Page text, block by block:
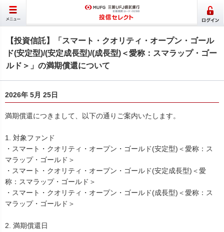
【投資信託】「スマート・クオリティ・オープン・ゴール
ド(安定型)/(安定成長型)/(成長型)＜愛称：スマラップ・ゴー
ルド＞」の満期償還について
2026年 5月 25日
満期償還につきまして、以下の通りご案内いたします。
1. 対象ファンド
・スマート・クオリティ・オープン・ゴールド(安定型)＜愛称：ス
マラップ・ゴールド＞
・スマート・クオリティ・オープン・ゴールド(安定成長型)＜愛
称：スマラップ・ゴールド＞
・スマート・クオリティ・オープン・ゴールド(成長型)＜愛称：ス
マラップ・ゴールド＞
2. 満期償還日